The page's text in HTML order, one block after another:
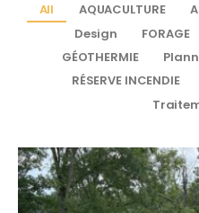
All AQUACULTURE
Design
FORAGE
GÉOTHERMIE
RÉSERVE INCENDIE